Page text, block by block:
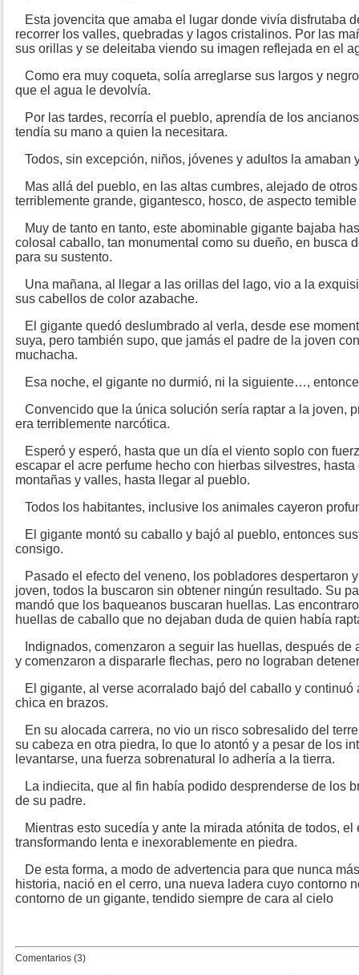
Esta jovencita que amaba el lugar donde vivía disfrutaba
recorrer los valles, quebradas y lagos cristalinos. Por las
sus orillas y se deleitaba viendo su imagen reflejada en el
Como era muy coqueta, solía arreglarse sus largos y
que el agua le devolvía.
Por las tardes, recorría el pueblo, aprendía de los
tendía su mano a quien la necesitara.
Todos, sin excepción, niños, jóvenes y adultos la amaban
Mas allá del pueblo, en las altas cumbres, alejado de
terriblemente grande, gigantesco, hosco, de aspecto
Muy de tanto en tanto, este abominable gigante bajaba
colosal caballo, tan monumental como su dueño, en busca
para su sustento.
Una mañana, al llegar a las orillas del lago, vio a la
sus cabellos de color azabache.
El gigante quedó deslumbrado al verla, desde ese
suya, pero también supo, que jamás el padre de la joven
muchacha.
Esa noche, el gigante no durmió, ni la siguiente…,
Convencido que la única solución sería raptar a la joven,
era terriblemente narcótica.
Esperó y esperó, hasta que un día el viento soplo con
escapar el acre perfume hecho con hierbas silvestres,
montañas y valles, hasta llegar al pueblo.
Todos los habitantes, inclusive los animales cayeron
El gigante montó su caballo y bajó al pueblo, entonces
consigo.
Pasado el efecto del veneno, los pobladores despertaron
joven, todos la buscaron sin obtener ningún resultado. Su
mandó que los baqueanos buscaran huellas. Las
huellas de caballo que no dejaban duda de quien había
Indignados, comenzaron a seguir las huellas, después de
y comenzaron a dispararle flechas, pero no lograban
El gigante, al verse acorralado bajó del caballo y continuó
chica en brazos.
En su alocada carrera, no vio un risco sobresalido del
su cabeza en otra piedra, lo que lo atontó y a pesar de los
levantarse, una fuerza sobrenatural lo adhería a la tierra.
La indiecita, que al fin había podido desprenderse de los
de su padre.
Mientras esto sucedía y ante la mirada atónita de todos, el
transformando lenta e inexorablemente en piedra.
De esta forma, a modo de advertencia para que nunca
historia, nació en el cerro, una nueva ladera cuyo contorno
contorno de un gigante, tendido siempre de cara
Comentarios (3)